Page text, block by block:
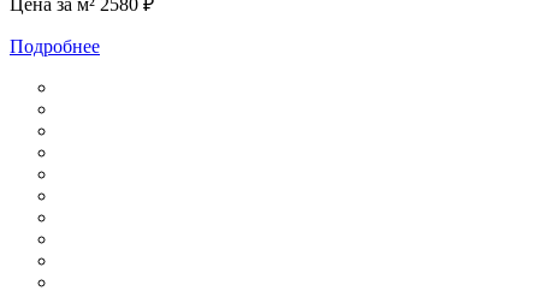
Цена за м² 2580 ₽
Подробнее